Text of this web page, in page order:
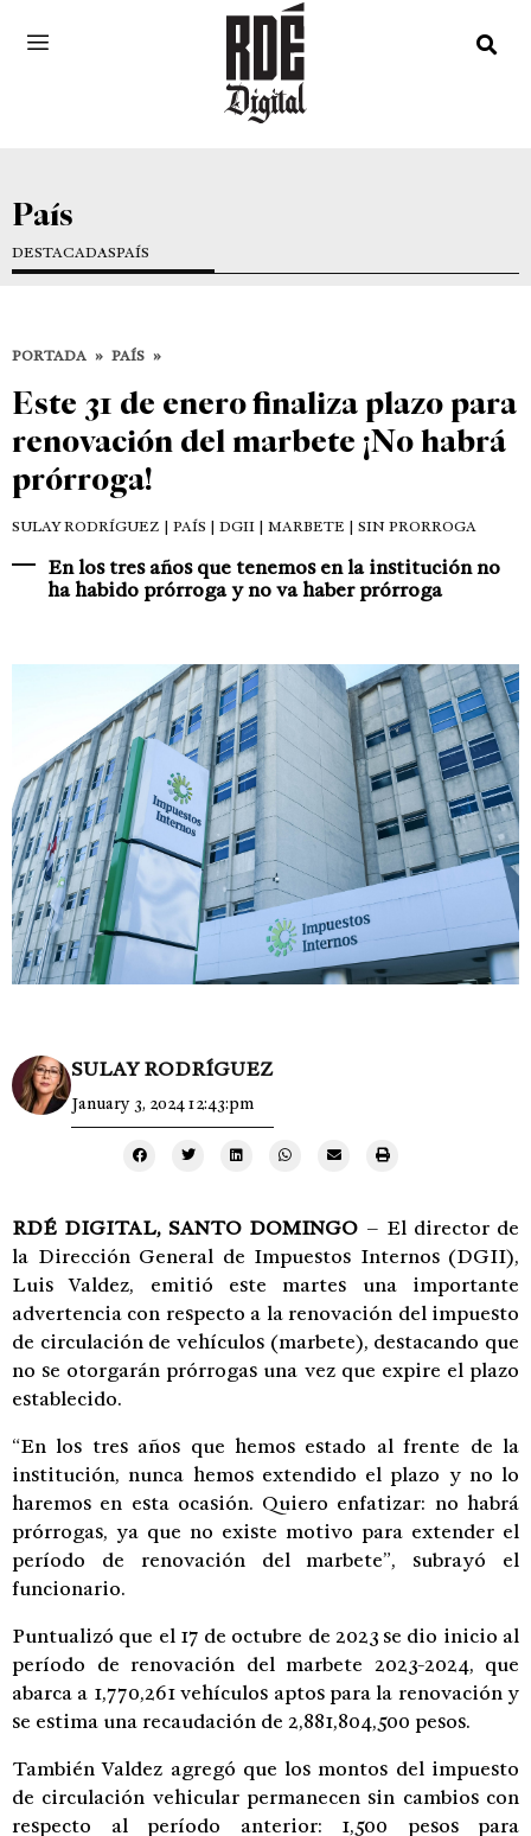
País
DESTACADASPAÍS
PORTADA » PAÍS »
Este 31 de enero finaliza plazo para
renovación del marbete ¡No habrá
prórroga!
SULAY RODRÍGUEZ | PAÍS | DGII | MARBETE | SIN PRORROGA
En los tres años que tenemos en la institución no
ha habido prórroga y no va haber prórroga
SULAY RODRÍGUEZ
January 3, 2024 12:43:pm
RDÉ DIGITAL, SANTO DOMINGO – El director de
la Dirección General de Impuestos Internos (DGII),
Luis Valdez, emitió este martes una importante
advertencia con respecto a la renovación del impuesto
de circulación de vehículos (marbete), destacando que
no se otorgarán prórrogas una vez que expire el plazo
establecido.
“En los tres años que hemos estado al frente de la
institución, nunca hemos extendido el plazo y no lo
haremos en esta ocasión. Quiero enfatizar: no habrá
prórrogas, ya que no existe motivo para extender el
período de renovación del marbete”, subrayó el
funcionario.
Puntualizó que el 17 de octubre de 2023 se dio inicio al
período de renovación del marbete 2023-2024, que
abarca a 1,770,261 vehículos aptos para la renovación y
se estima una recaudación de 2,881,804,500 pesos.
También Valdez agregó que los montos del impuesto
de circulación vehicular permanecen sin cambios con
respecto al período anterior: 1,500 pesos para